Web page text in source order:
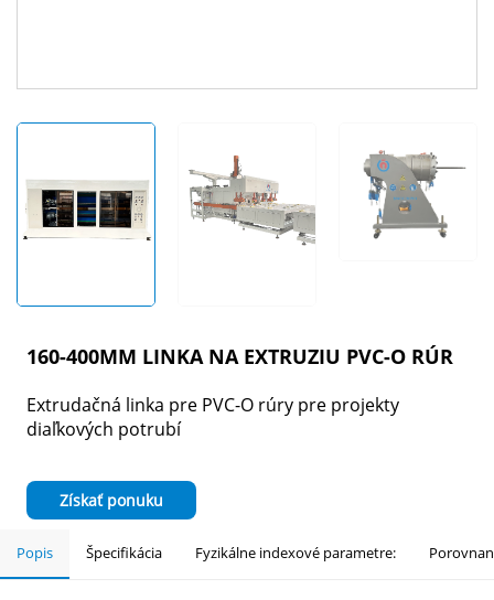
160-400MM LINKA NA EXTRUZIU PVC-O RÚR
Extrudačná linka pre PVC-O rúry pre projekty
diaľkových potrubí
Získať ponuku
Popis Špecifikácia Fyzikálne indexové parametre: